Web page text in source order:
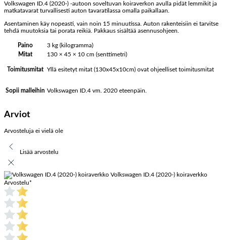
Volkswagen ID.4 (2020-) -autoon soveltuvan koiraverkon avulla pidät lemmikit ja
matkatavarat turvallisesti auton tavaratilassa omalla paikallaan.
Asentaminen käy nopeasti, vain noin 15 minuutissa. Auton rakenteisiin ei tarvitse
tehdä muutoksia tai porata reikiä. Pakkaus sisältää asennusohjeen.
Paino
3 kg (kilogramma)
Mitat
130 × 45 × 10 cm (senttimetri)
Toimitusmitat Yllä esitetyt mitat (130x45x10cm) ovat ohjeelliset toimitusmitat
Sopii malleihin Volkswagen ID.4 vm. 2020 eteenpäin.
Arviot
Arvosteluja ei vielä ole
Lisää arvostelu
Volkswagen ID.4 (2020-) koiraverkko
Arvostelu*